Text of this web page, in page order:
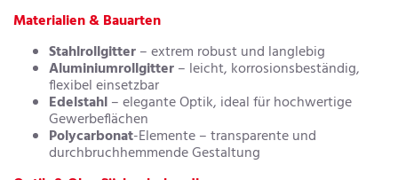
Materialien & Bauarten
Stahlrollgitter– extrem robust und langlebig
Aluminiumrollgitter– leicht, korrosionsbeständig,
flexibel einsetzbar
Edelstahl– elegante Optik, ideal für hochwertige
Gewerbeflächen
Polycarbonat-Elemente – transparente und
durchbruchhemmende Gestaltung